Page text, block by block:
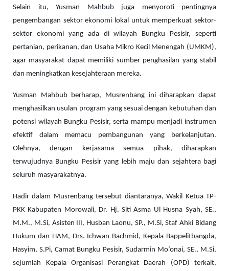
Selain itu, Yusman Mahbub juga menyoroti pentingnya
pengembangan sektor ekonomi lokal untuk memperkuat sektor-
sektor ekonomi yang ada di wilayah Bungku Pesisir, seperti
pertanian, perikanan, dan Usaha Mikro Kecil Menengah (UMKM),
agar masyarakat dapat memiliki sumber penghasilan yang stabil
dan meningkatkan kesejahteraan mereka.
Yusman Mahbub berharap, Musrenbang ini diharapkan dapat
menghasilkan usulan program yang sesuai dengan kebutuhan dan
potensi wilayah Bungku Pesisir, serta mampu menjadi instrumen
efektif dalam memacu pembangunan yang berkelanjutan.
Olehnya, dengan kerjasama semua pihak, diharapkan
terwujudnya Bungku Pesisir yang lebih maju dan sejahtera bagi
seluruh masyarakatnya.
Hadir dalam Musrenbang tersebut diantaranya, Wakil Ketua TP-
PKK Kabupaten Morowali, Dr. Hj. Siti Asma Ul Husna Syah, SE.,
M.M., M.Si, Asisten III, Husban Laonu, SP., M.Si, Staf Ahki Bidang
Hukum dan HAM, Drs. Ichwan Bachmid, Kepala Bappelitbangda,
Hasyim, S.Pi, Camat Bungku Pesisir, Sudarmin Mo’onai, SE., M.Si,
sejumlah Kepala Organisasi Perangkat Daerah (OPD) terkait,